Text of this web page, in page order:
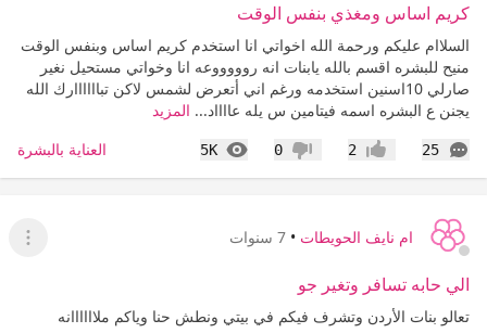
كريم اساس ومغذي بنفس الوقت
السلاام عليكم ورحمة الله اخواتي انا استخدم كريم اساس وبنفس الوقت
منيح للبشره اقسم بالله يابنات انه روووووعه انا وخواتي مستحيل نغير
صارلي 10اسنين استخدمه ورغم اني أتعرض لشمس لاكن تباااااارك الله
يجنن ع البشره اسمه فيتامين س يله عااااد... المزيد
25
التعليقات إعجاب2 عدم إعجاب
0
5K
المشاهدات العناية بالبشرة
ام نايف الحويطات • 7 سنوات
عرض
الي حابه تسافر وتغير جو
تعالو بنات الأردن وتشرف فيكم في بيتي ونطش حنا وياكم ملاااااانه